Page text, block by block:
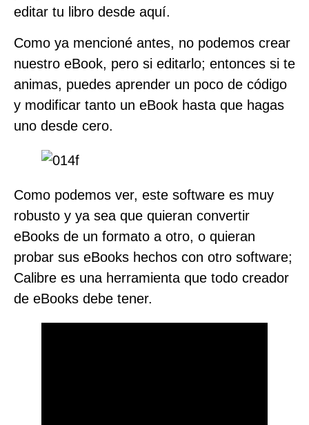
editar tu libro desde aquí.
Como ya mencioné antes, no podemos crear
nuestro eBook, pero si editarlo; entonces si te
animas, puedes aprender un poco de código
y modificar tanto un eBook hasta que hagas
uno desde cero.
Como podemos ver, este software es muy
robusto y ya sea que quieran convertir
eBooks de un formato a otro, o quieran
probar sus eBooks hechos con otro software;
Calibre es una herramienta que todo creador
de eBooks debe tener.